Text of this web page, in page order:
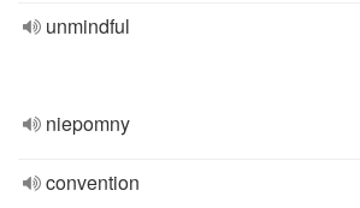
unmindful
niepomny
convention